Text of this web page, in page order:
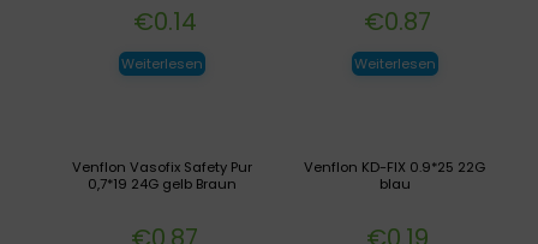
€0.87
Weiterlesen
€0.14
Weiterlesen
Venflon KD-FIX 0.9*25 22G
blau
Venflon Vasofix Safety Pur
0,7*19 24G gelb Braun